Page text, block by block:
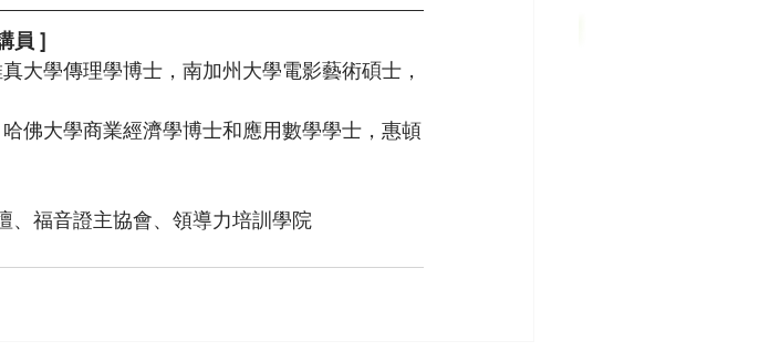
員 ]
大學傳理學博士，南加州大學電影藝術碩士，
佛大學商業經濟學博士和應用數學學士，惠頓
、福音證主協會、領導力培訓學院